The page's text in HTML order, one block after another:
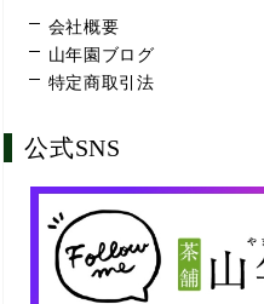
会社概要
山年園ブログ
特定商取引法
公式SNS